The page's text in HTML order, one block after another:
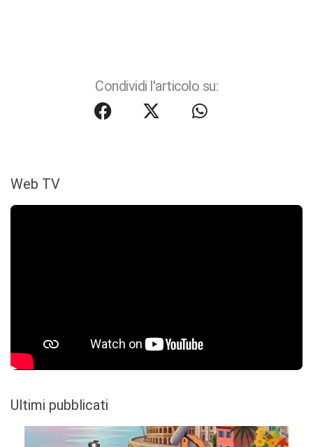
Condividi l'articolo su:
Web TV
Ultimi pubblicati